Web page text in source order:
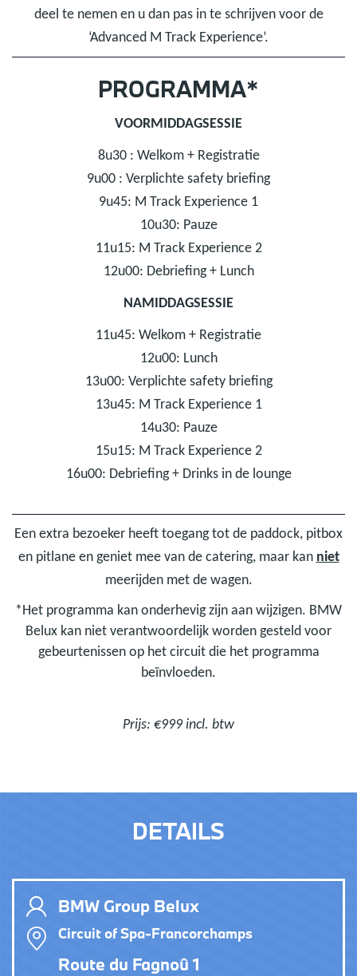
deel te nemen en u dan pas in te schrijven voor de
‘Advanced M Track Experience’.
PROGRAMMA*
VOORMIDDAGSESSIE
8u30 : Welkom + Registratie
9u00 : Verplichte safety briefing
9u45: M Track Experience 1
10u30: Pauze
11u15: M Track Experience 2
12u00: Debriefing + Lunch
NAMIDDAGSESSIE
11u45: Welkom + Registratie
12u00: Lunch
13u00: Verplichte safety briefing
13u45: M Track Experience 1
14u30: Pauze
15u15: M Track Experience 2
16u00: Debriefing + Drinks in de lounge
Een extra bezoeker heeft toegang tot de paddock, pitbox
en pitlane en geniet mee van de catering, maar kan niet
meerijden met de wagen.
*Het programma kan onderhevig zijn aan wijzigen. BMW
Belux kan niet verantwoordelijk worden gesteld voor
gebeurtenissen op het circuit die het programma
beïnvloeden.
Prijs: €999 incl. btw
DETAILS
BMW Group Belux
Circuit of Spa-Francorchamps
Route du Fagnoû 1